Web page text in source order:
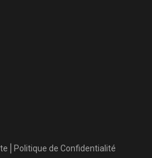
Politique de Confidentialité